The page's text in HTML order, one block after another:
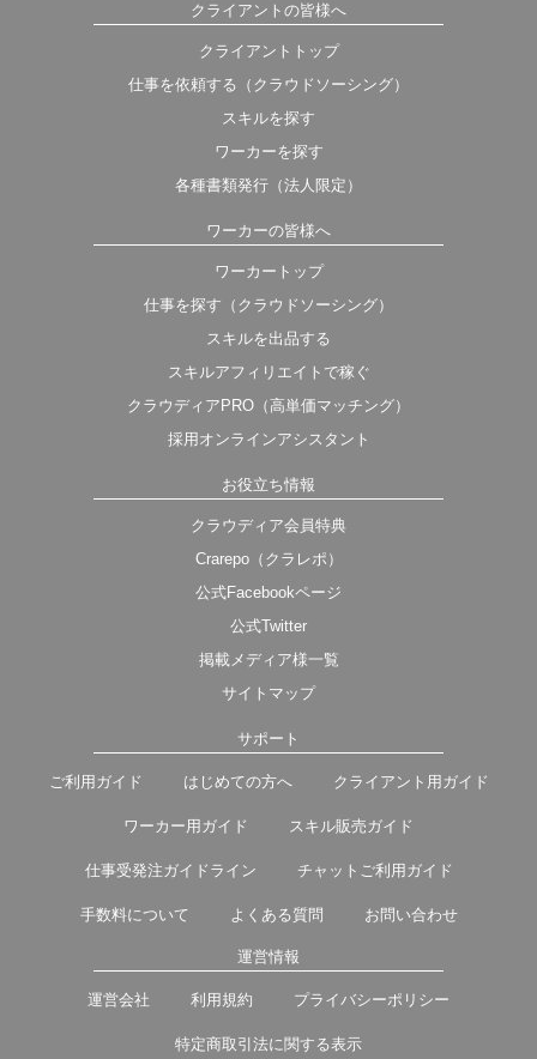
クライアントの皆様へ
クライアントトップ
仕事を依頼する（クラウドソーシング）
スキルを探す
ワーカーを探す
各種書類発行（法人限定）
ワーカーの皆様へ
ワーカートップ
仕事を探す（クラウドソーシング）
スキルを出品する
スキルアフィリエイトで稼ぐ
クラウディアPRO（高単価マッチング）
採用オンラインアシスタント
お役立ち情報
クラウディア会員特典
Crarepo（クラレポ）
公式Facebookページ
公式Twitter
掲載メディア様一覧
サイトマップ
サポート
ご利用ガイド はじめての方へ クライアント用ガイド
ワーカー用ガイド スキル販売ガイド
仕事受発注ガイドライン チャットご利用ガイド
手数料について よくある質問 お問い合わせ
運営情報
運営会社 利用規約 プライバシーポリシー
特定商取引法に関する表示